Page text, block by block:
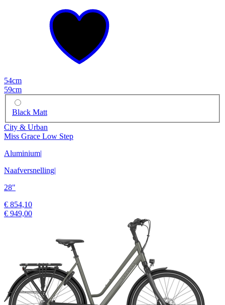
54cm
59cm
Black Matt
City & Urban
Miss Grace Low Step
Aluminium|
Naafversnelling|
28"
€ 854,10
€ 949,00